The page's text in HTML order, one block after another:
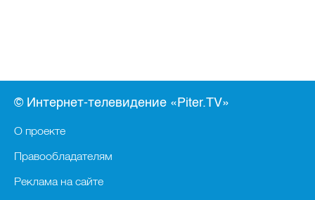
© Интернет-телевидение «Piter.TV»
О проекте
Правообладателям
Реклама на сайте